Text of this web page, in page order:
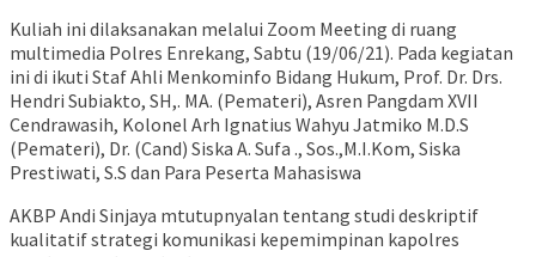
Kuliah ini dilaksanakan melalui Zoom Meeting di ruang
multimedia Polres Enrekang, Sabtu (19/06/21). Pada kegiatan
ini di ikuti Staf Ahli Menkominfo Bidang Hukum, Prof. Dr. Drs.
Hendri Subiakto, SH,. MA. (Pemateri), Asren Pangdam XVII
Cendrawasih, Kolonel Arh Ignatius Wahyu Jatmiko M.D.S
(Pemateri), Dr. (Cand) Siska A. Sufa ., Sos.,M.I.Kom, Siska
Prestiwati, S.S dan Para Peserta Mahasiswa
AKBP Andi Sinjaya mtutupnyalan tentang studi deskriptif
kualitatif strategi komunikasi kepemimpinan kapolres